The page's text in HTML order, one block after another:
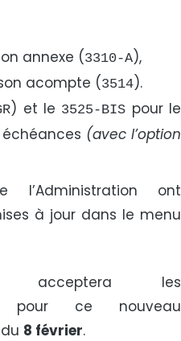
annexe (3310-A),
acompte (3514).
) et le 3525-BIS pour le
(avec l’option
l’Administration ont
à jour dans le menu
acceptera les
pour ce nouveau
8 février.